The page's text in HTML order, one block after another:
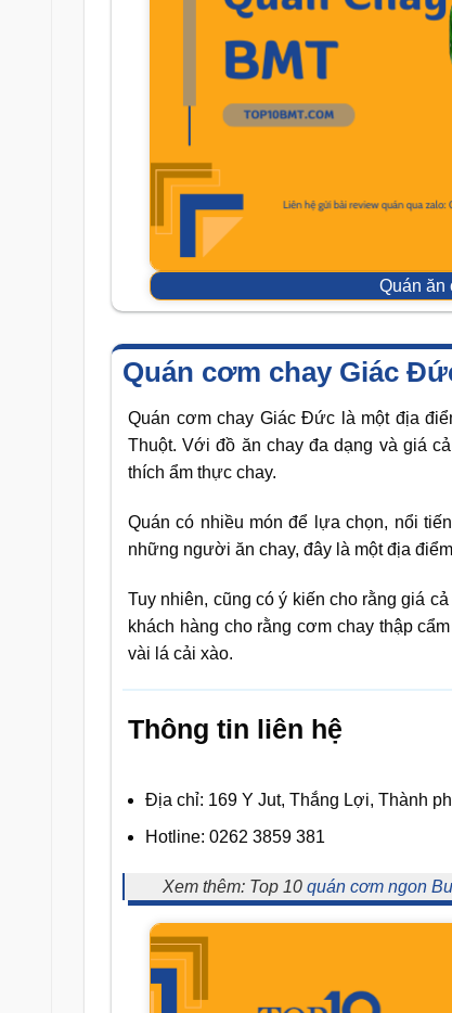
Quán ăn
Quán cơm chay Giác
Quán cơm chay Giác Đức là một địa
Thuột. Với đồ ăn chay đa dạng và giá
thích ẩm thực chay.
Quán có nhiều món để lựa chọn, nổi
những người ăn chay, đây là một địa
Tuy nhiên, cũng có ý kiến cho rằng giá
khách hàng cho rằng cơm chay thập
vài lá cải xào.
Thông tin liên hệ
Địa chỉ: 169 Y Jut, Thắng Lợi, Thành
Hotline: 0262 3859 381
Xem thêm: Top 10 quán cơm ngon